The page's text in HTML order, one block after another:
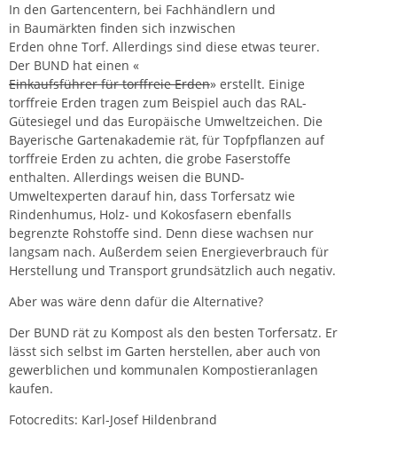
In den Gartencentern, bei Fachhändlern und
in Baumärkten finden sich inzwischen
Erden ohne Torf. Allerdings sind diese etwas teurer.
Der BUND hat einen «
Einkaufsführer für torffreie Erden» erstellt. Einige
torffreie Erden tragen zum Beispiel auch das RAL-
Gütesiegel und das Europäische Umweltzeichen. Die
Bayerische Gartenakademie rät, für Topfpflanzen auf
torffreie Erden zu achten, die grobe Faserstoffe
enthalten. Allerdings weisen die BUND-
Umweltexperten darauf hin, dass Torfersatz wie
Rindenhumus, Holz- und Kokosfasern ebenfalls
begrenzte Rohstoffe sind. Denn diese wachsen nur
langsam nach. Außerdem seien Energieverbrauch für
Herstellung und Transport grundsätzlich auch negativ.
Aber was wäre denn dafür die Alternative?
Der BUND rät zu Kompost als den besten Torfersatz. Er
lässt sich selbst im Garten herstellen, aber auch von
gewerblichen und kommunalen Kompostieranlagen
kaufen.
Fotocredits: Karl-Josef Hildenbrand